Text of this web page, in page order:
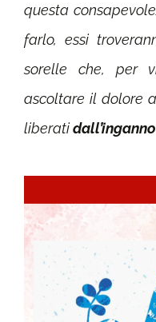
questa
farlo, essi
sorelle che, per
ascoltare il dolore
liberati